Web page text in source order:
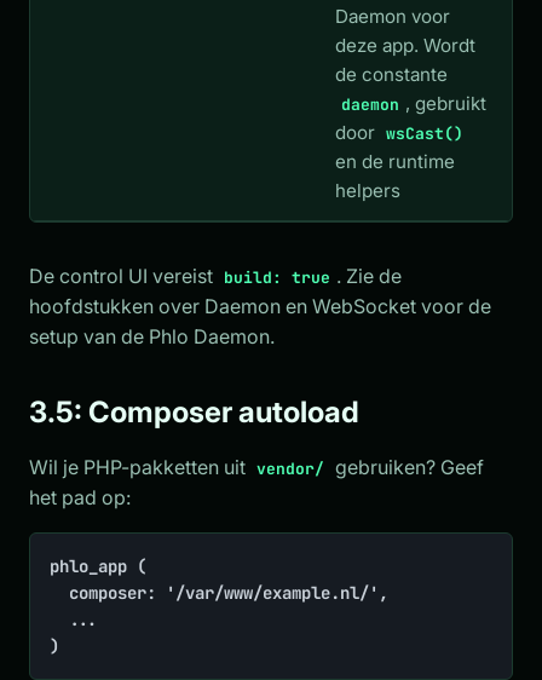
Daemon voor
deze app. Wordt
de constante
daemon , gebruikt
door wsCast()
en de runtime
helpers
De control UI vereist build: true . Zie de
hoofdstukken over Daemon en WebSocket voor de
setup van de Phlo Daemon.
3.5: Composer autoload
Wil je PHP-pakketten uit vendor/ gebruiken? Geef
het pad op:
phlo_app (
)